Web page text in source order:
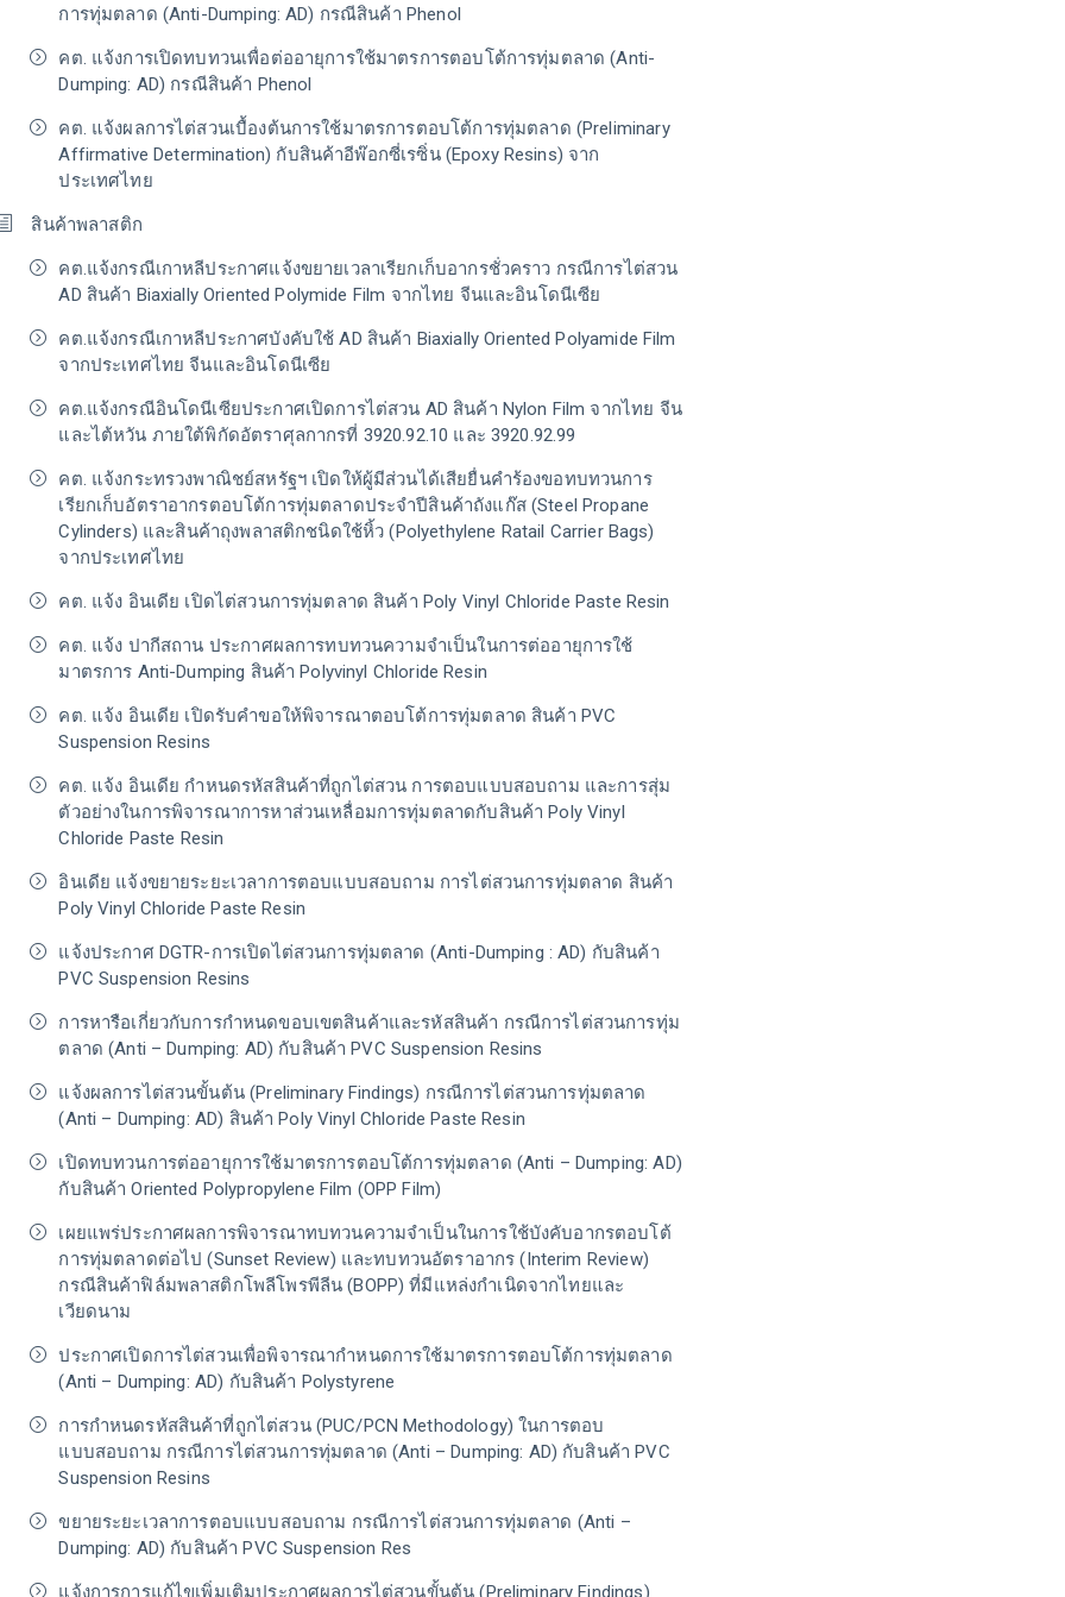
การทุ่มตลาด (Anti-Dumping: AD) กรณีสินค้า Phenol
คต. แจ้งการเปิดทบทวนเพื่อต่ออายุการใช้มาตรการตอบโต้การทุ่มตลาด (Anti-
Dumping: AD) กรณีสินค้า Phenol
คต. แจ้งผลการไต่สวนเบื้องต้นการใช้มาตรการตอบโต้การทุ่มตลาด (Preliminary
Affirmative Determination) กับสินค้าอีพ๊อกซี่เรซิ่น (Epoxy Resins) จาก
ประเทศไทย
สินค้าพลาสติก
คต.แจ้งกรณีเกาหลีประกาศแจ้งขยายเวลาเรียกเก็บอากรชั่วคราว กรณีการไต่สวน
AD สินค้า Biaxially Oriented Polymide Film จากไทย จีนและอินโดนีเซีย
คต.แจ้งกรณีเกาหลีประกาศบังคับใช้ AD สินค้า Biaxially Oriented Polyamide Film
จากประเทศไทย จีนและอินโดนีเซีย
คต.แจ้งกรณีอินโดนีเซียประกาศเปิดการไต่สวน AD สินค้า Nylon Film จากไทย จีน
และไต้หวัน ภายใต้พิกัดอัตราศุลกากรที่ 3920.92.10 และ 3920.92.99
คต. แจ้งกระทรวงพาณิชย์สหรัฐฯ เปิดให้ผู้มีส่วนได้เสียยื่นคำร้องขอทบทวนการ
เรียกเก็บอัตราอากรตอบโต้การทุ่มตลาดประจำปีสินค้าถังแก๊ส (Steel Propane
Cylinders) และสินค้าถุงพลาสติกชนิดใช้หิ้ว (Polyethylene Ratail Carrier Bags)
จากประเทศไทย
คต. แจ้ง อินเดีย เปิดไต่สวนการทุ่มตลาด สินค้า Poly Vinyl Chloride Paste Resin
คต. แจ้ง ปากีสถาน ประกาศผลการทบทวนความจำเป็นในการต่ออายุการใช้
มาตรการ Anti-Dumping สินค้า Polyvinyl Chloride Resin
คต. แจ้ง อินเดีย เปิดรับคำขอให้พิจารณาตอบโต้การทุ่มตลาด สินค้า PVC
Suspension Resins
คต. แจ้ง อินเดีย กำหนดรหัสสินค้าที่ถูกไต่สวน การตอบแบบสอบถาม และการสุ่ม
ตัวอย่างในการพิจารณาการหาส่วนเหลื่อมการทุ่มตลาดกับสินค้า Poly Vinyl
Chloride Paste Resin
อินเดีย แจ้งขยายระยะเวลาการตอบแบบสอบถาม การไต่สวนการทุ่มตลาด สินค้า
Poly Vinyl Chloride Paste Resin
แจ้งประกาศ DGTR-การเปิดไต่สวนการทุ่มตลาด (Anti-Dumping : AD) กับสินค้า
PVC Suspension Resins
การหารือเกี่ยวกับการกำหนดขอบเขตสินค้าและรหัสสินค้า กรณีการไต่สวนการทุ่ม
ตลาด (Anti – Dumping: AD) กับสินค้า PVC Suspension Resins
แจ้งผลการไต่สวนขั้นต้น (Preliminary Findings) กรณีการไต่สวนการทุ่มตลาด
(Anti – Dumping: AD) สินค้า Poly Vinyl Chloride Paste Resin
เปิดทบทวนการต่ออายุการใช้มาตรการตอบโต้การทุ่มตลาด (Anti – Dumping: AD)
กับสินค้า Oriented Polypropylene Film (OPP Film)
เผยแพร่ประกาศผลการพิจารณาทบทวนความจำเป็นในการใช้บังคับอากรตอบโต้
การทุ่มตลาดต่อไป (Sunset Review) และทบทวนอัตราอากร (Interim Review)
กรณีสินค้าฟิล์มพลาสติกโพลีโพรพีลีน (BOPP) ที่มีแหล่งกำเนิดจากไทยและ
เวียดนาม
ประกาศเปิดการไต่สวนเพื่อพิจารณากำหนดการใช้มาตรการตอบโต้การทุ่มตลาด
(Anti – Dumping: AD) กับสินค้า Polystyrene
การกำหนดรหัสสินค้าที่ถูกไต่สวน (PUC/PCN Methodology) ในการตอบ
แบบสอบถาม กรณีการไต่สวนการทุ่มตลาด (Anti – Dumping: AD) กับสินค้า PVC
Suspension Resins
ขยายระยะเวลาการตอบแบบสอบถาม กรณีการไต่สวนการทุ่มตลาด (Anti –
Dumping: AD) กับสินค้า PVC Suspension Res
แจ้งการการแก้ไขเพิ่มเติมประกาศผลการไต่สวนขั้นต้น (Preliminary Findings)